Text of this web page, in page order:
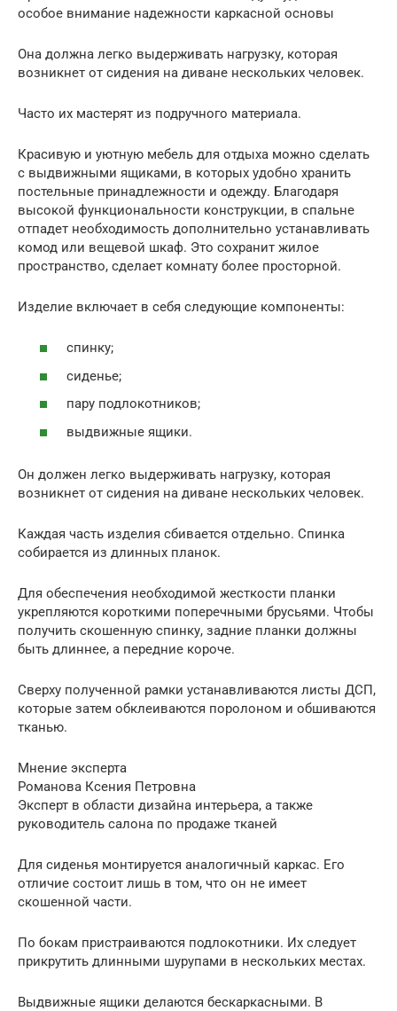
особое внимание надежности каркасной основы
Она должна легко выдерживать нагрузку, которая
возникнет от сидения на диване нескольких человек.
Часто их мастерят из подручного материала.
Красивую и уютную мебель для отдыха можно сделать
с выдвижными ящиками, в которых удобно хранить
постельные принадлежности и одежду. Благодаря
высокой функциональности конструкции, в спальне
отпадет необходимость дополнительно устанавливать
комод или вещевой шкаф. Это сохранит жилое
пространство, сделает комнату более просторной.
Изделие включает в себя следующие компоненты:
спинку;
сиденье;
пару подлокотников;
выдвижные ящики.
Он должен легко выдерживать нагрузку, которая
возникнет от сидения на диване нескольких человек.
Каждая часть изделия сбивается отдельно. Спинка
собирается из длинных планок.
Для обеспечения необходимой жесткости планки
укрепляются короткими поперечными брусьями. Чтобы
получить скошенную спинку, задние планки должны
быть длиннее, а передние короче.
Сверху полученной рамки устанавливаются листы ДСП,
которые затем обклеиваются поролоном и обшиваются
тканью.
Мнение эксперта
Романова Ксения Петровна
Эксперт в области дизайна интерьера, а также
руководитель салона по продаже тканей
Для сиденья монтируется аналогичный каркас. Его
отличие состоит лишь в том, что он не имеет
скошенной части.
По бокам пристраиваются подлокотники. Их следует
прикрутить длинными шурупами в нескольких местах.
Выдвижные ящики делаются бескаркасными. В